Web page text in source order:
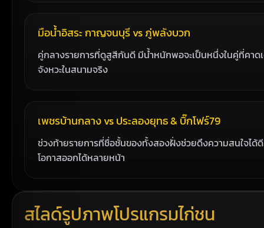
มือน้ำอิสระ กาญจนบุรี vs ภู่พลังบวก
คู่กลางรายการที่ดูสูสีกันดี มีน้ำหนักพอจะเป็นหนึ่งในคู่ที่คาด
จังหวะในสนามจริง
เพชรบ้านกลาง vs ประลองยุทธ & บิ๊กโฟร์79
ช่วงท้ายรายการที่ชื่อชั้นของทั้งสองฝั่งช่วยดึงความสนใจไ
โอกาสออกได้หลายหน้า
สไลด์รูปภาพโปรแกรมไก่ชน